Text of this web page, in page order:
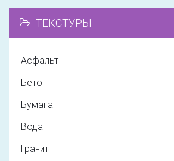
ТЕКСТУРЫ
Асфальт
Бетон
Бумага
Вода
Гранит